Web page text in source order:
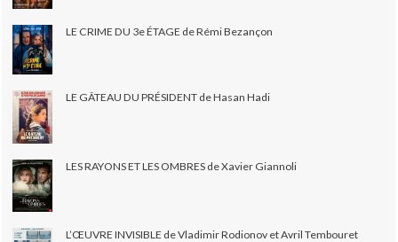
LE CRIME DU 3e ÉTAGE de Rémi Bezançon
LE GÂTEAU DU PRÉSIDENT de Hasan Hadi
LES RAYONS ET LES OMBRES de Xavier Giannoli
L’ŒUVRE INVISIBLE de Vladimir Rodionov et Avril Tembouret